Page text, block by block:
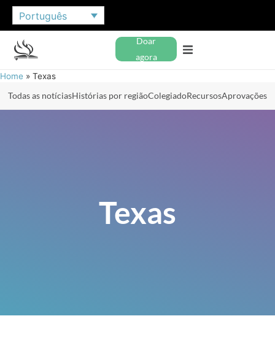
Português
Doar
agora
Home » Texas
Todas as notíciasHistórias por regiãoColegiadoRecursosAprovações
Texas